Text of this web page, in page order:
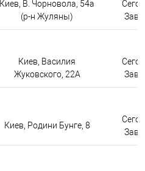
Киев, В. Чорновола, 54а
(р-н Жуляны)
Киев, Василия
Жуковского, 22А
Киев, Родини Бунге, 8